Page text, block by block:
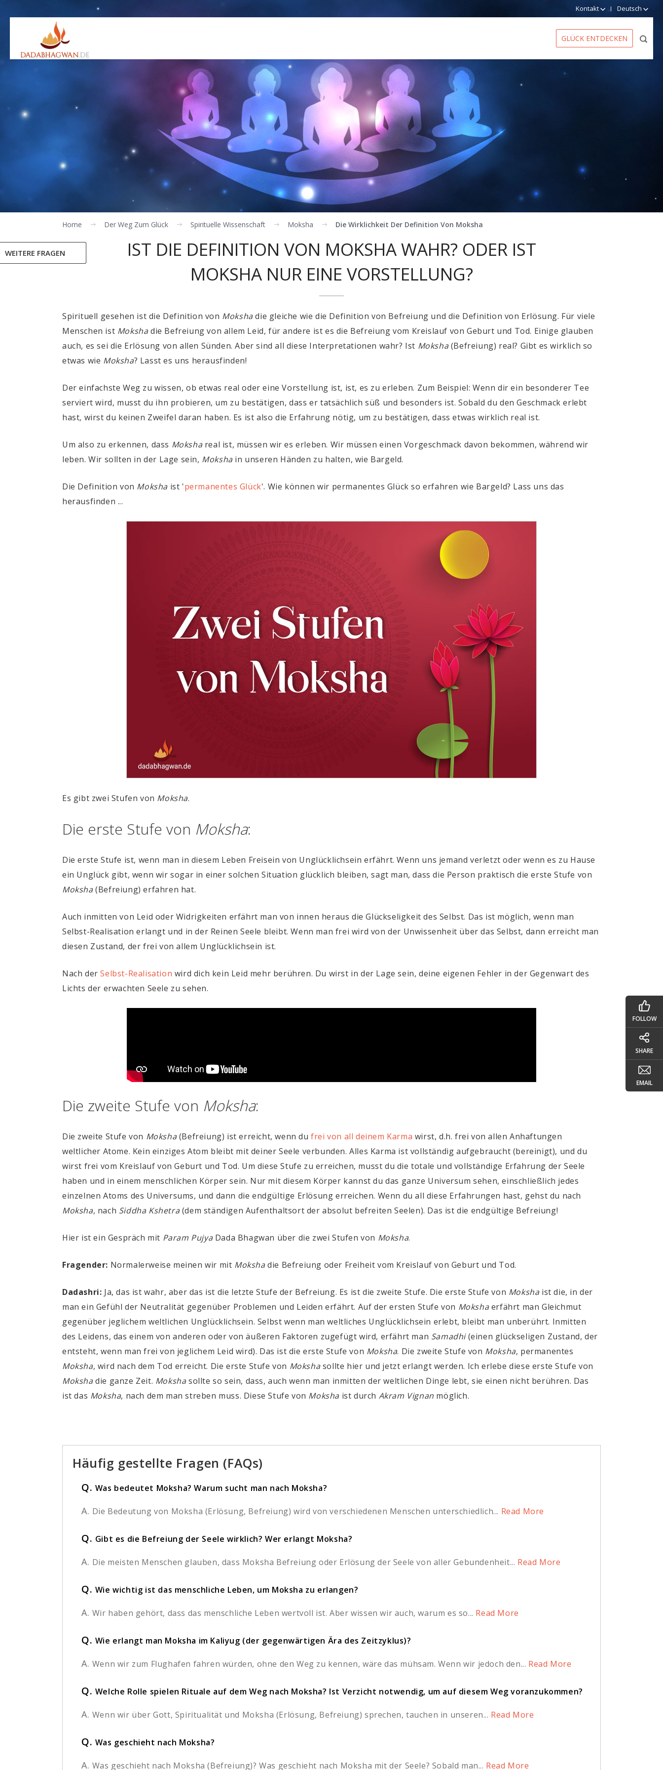
Kontakt Deutsch
GLÜCK ENTDECKEN
WEITERE FRAGEN
Home Der Weg Zum Glück Spirituelle Wissenschaft Moksha Die Wirklichkeit Der Definition Von Moksha
IST DIE DEFINITION VON MOKSHA WAHR? ODER IST
MOKSHA NUR EINE VORSTELLUNG?
Spirituell gesehen ist die Definition von Mokshadie gleiche wie die Definition von Befreiung und die Definition von Erlösung. Für viele
Menschen ist Mokshadie Befreiung von allem Leid, für andere ist es die Befreiung vom Kreislauf von Geburt und Tod. Einige glauben
auch, es sei die Erlösung von allen Sünden. Aber sind all diese Interpretationen wahr? Ist Moksha(Befreiung) real? Gibt es wirklich so
etwas wie Moksha? Lasst es uns herausfinden!
Der einfachste Weg zu wissen, ob etwas real oder eine Vorstellung ist, ist, es zu erleben. Zum Beispiel: Wenn dir ein besonderer Tee
serviert wird, musst du ihn probieren, um zu bestätigen, dass er tatsächlich süß und besonders ist. Sobald du den Geschmack erlebt
hast, wirst du keinen Zweifel daran haben. Es ist also die Erfahrung nötig, um zu bestätigen, dass etwas wirklich real ist.
Um also zu erkennen, dass Mokshareal ist, müssen wir es erleben. Wir müssen einen Vorgeschmack davon bekommen, während wir
leben. Wir sollten in der Lage sein, Mokshain unseren Händen zu halten, wie Bargeld.
Die Definition von Moksha ist 'permanentes Glück'. Wie können wir permanentes Glück so erfahren wie Bargeld? Lass uns das
herausfinden ...
Es gibt zwei Stufen von Moksha.
Die erste Stufe von Moksha:
Die erste Stufe ist, wenn man in diesem Leben Freisein von Unglücklichsein erfährt. Wenn uns jemand verletzt oder wenn es zu Hause
ein Unglück gibt, wenn wir sogar in einer solchen Situation glücklich bleiben, sagt man, dass die Person praktisch die erste Stufe von
Moksha(Befreiung) erfahren hat.
Auch inmitten von Leid oder Widrigkeiten erfährt man von innen heraus die Glückseligkeit des Selbst. Das ist möglich, wenn man
Selbst-Realisation erlangt und in der Reinen Seele bleibt. Wenn man frei wird von der Unwissenheit über das Selbst, dann erreicht man
diesen Zustand, der frei von allem Unglücklichsein ist.
Nach derSelbst-Realisation wird dich kein Leid mehr berühren. Du wirst in der Lage sein, deine eigenen Fehler in der Gegenwart des
Lichts der erwachten Seele zu sehen.
Die zweite Stufe von Moksha:
Die zweite Stufe von Moksha(Befreiung) ist erreicht, wenn dufrei von all deinem Karma wirst, d.h. frei von allen Anhaftungen
weltlicher Atome. Kein einziges Atom bleibt mit deiner Seele verbunden. Alles Karma ist vollständig aufgebraucht (bereinigt), und du
wirst frei vom Kreislauf von Geburt und Tod. Um diese Stufe zu erreichen, musst du die totale und vollständige Erfahrung der Seele
haben und in einem menschlichen Körper sein. Nur mit diesem Körper kannst du das ganze Universum sehen, einschließlich jedes
einzelnen Atoms des Universums, und dann die endgültige Erlösung erreichen. Wenn du all diese Erfahrungen hast, gehst du nach
Moksha, nach Siddha Kshetra(dem ständigen Aufenthaltsort der absolut befreiten Seelen). Das ist die endgültige Befreiung!
Hier ist ein Gespräch mit Param PujyaDada Bhagwan über die zwei Stufen von Moksha.
Fragender: Normalerweise meinen wir mit Mokshadie Befreiung oder Freiheit vom Kreislauf von Geburt und Tod.
Dadashri: Ja, das ist wahr, aber das ist die letzte Stufe der Befreiung. Es ist die zweite Stufe. Die erste Stufe von Moksha ist die, in der
man ein Gefühl der Neutralität gegenüber Problemen und Leiden erfährt. Auf der ersten Stufe von Mokshaerfährt man Gleichmut
gegenüber jeglichem weltlichen Unglücklichsein. Selbst wenn man weltliches Unglücklichsein erlebt, bleibt man unberührt. Inmitten
des Leidens, das einem von anderen oder von äußeren Faktoren zugefügt wird, erfährt man Samadhi(einen glückseligen Zustand, der
entsteht, wenn man frei von jeglichem Leid wird). Das ist die erste Stufe von Moksha. Die zweite Stufe von Moksha, permanentes
Moksha, wird nach dem Tod erreicht. Die erste Stufe von Mokshasollte hier und jetzt erlangt werden. Ich erlebe diese erste Stufe von
Mokshadie ganze Zeit. Mokshasollte so sein, dass, auch wenn man inmitten der weltlichen Dinge lebt, sie einen nicht berühren. Das
ist das Moksha, nach dem man streben muss. Diese Stufe von Moksha ist durch Akram Vignan möglich.
Häufig gestellte Fragen (FAQs)
Q. Was bedeutet Moksha? Warum sucht man nach Moksha?
A. Die Bedeutung von Moksha (Erlösung, Befreiung) wird von verschiedenen Menschen unterschiedlich... Read More
Q. Gibt es die Befreiung der Seele wirklich? Wer erlangt Moksha?
A. Die meisten Menschen glauben, dass Moksha Befreiung oder Erlösung der Seele von aller Gebundenheit... Read More
Q. Wie wichtig ist das menschliche Leben, um Moksha zu erlangen?
A. Wir haben gehört, dass das menschliche Leben wertvoll ist. Aber wissen wir auch, warum es so... Read More
Q. Wie erlangt man Moksha im Kaliyug (der gegenwärtigen Ära des Zeitzyklus)?
A. Wenn wir zum Flughafen fahren würden, ohne den Weg zu kennen, wäre das mühsam. Wenn wir jedoch den... Read More
Q. Welche Rolle spielen Rituale auf dem Weg nach Moksha? Ist Verzicht notwendig, um auf diesem Weg voranzukommen?
A. Wenn wir über Gott, Spiritualität und Moksha (Erlösung, Befreiung) sprechen, tauchen in unseren... Read More
Q. Was geschieht nach Moksha?
A. Was geschieht nach Moksha (Befreiung)? Was geschieht nach Moksha mit der Seele? Sobald man... Read More
FOLLOW
SHARE
EMAIL